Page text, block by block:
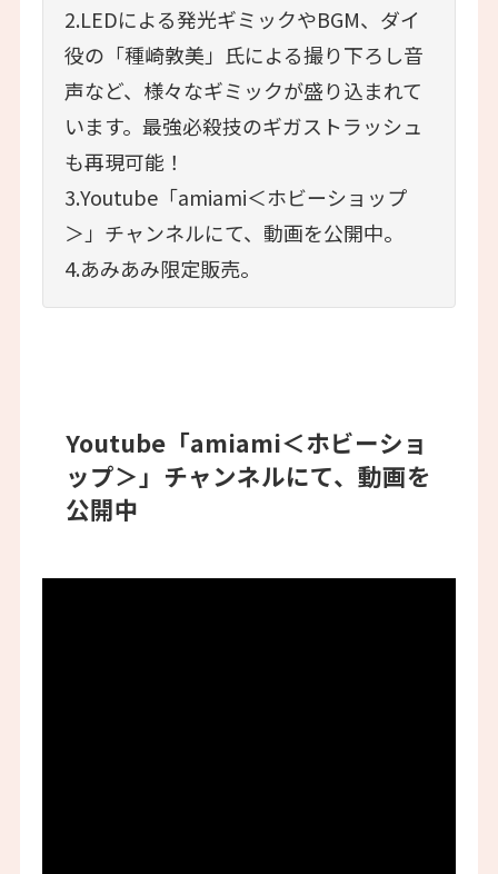
2.LEDによる発光ギミックやBGM、ダイ
役の「種崎敦美」氏による撮り下ろし音
声など、様々なギミックが盛り込まれて
います。最強必殺技のギガストラッシュ
も再現可能！
3.Youtube「amiami＜ホビーショップ
＞」チャンネルにて、動画を公開中。
4.あみあみ限定販売。
Youtube「amiami＜ホビーショ
ップ＞」チャンネルにて、動画を
公開中